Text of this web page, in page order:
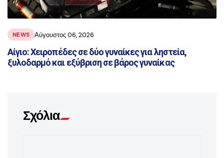
NEWS Αύγουστος 06, 2026
Αίγιο: Χειροπέδες σε δύο γυναίκες για ληστεία,
ξυλοδαρμό και εξύβριση σε βάρος γυναίκας
Σχόλια